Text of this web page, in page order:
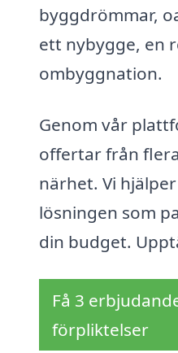
byggdrömmar,
ett nybygge, en
ombyggnation.
Genom vår
offertar från
närhet. Vi
lösningen som
din budget.
Få 3
förpliktelser